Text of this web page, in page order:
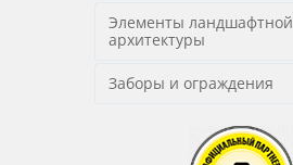
Элементы ландшафтной
архитектуры
Заборы и ограждения